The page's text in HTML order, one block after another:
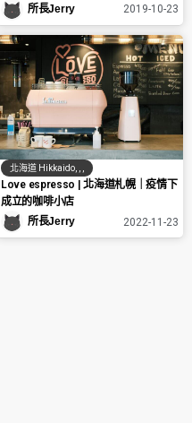
所長Jerry 2019-10-23
北海道 Hikkaido
Love espresso | 北海道札幌｜疫情下
成立的咖啡小店
所長Jerry
2022-11-23